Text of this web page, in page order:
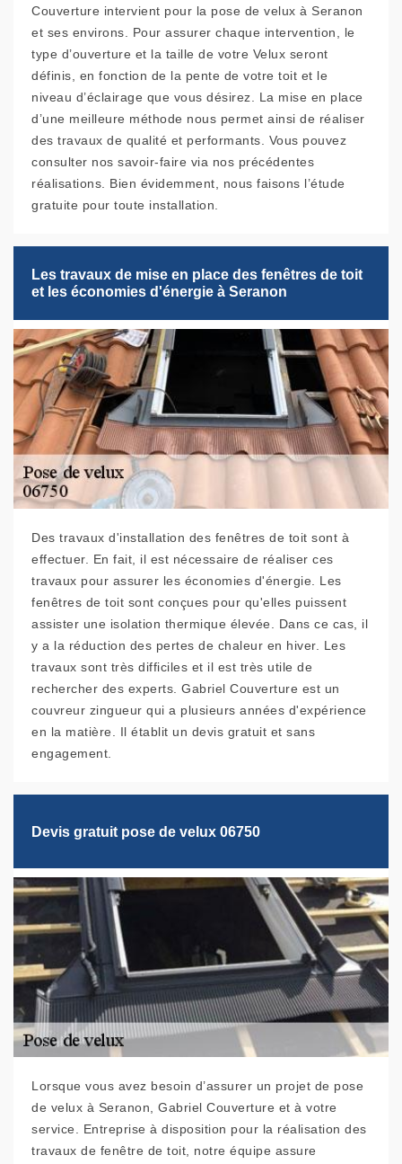
Couverture intervient pour la pose de velux à Seranon
et ses environs. Pour assurer chaque intervention, le
type d’ouverture et la taille de votre Velux seront
définis, en fonction de la pente de votre toit et le
niveau d’éclairage que vous désirez. La mise en place
d’une meilleure méthode nous permet ainsi de réaliser
des travaux de qualité et performants. Vous pouvez
consulter nos savoir-faire via nos précédentes
réalisations. Bien évidemment, nous faisons l’étude
gratuite pour toute installation.
Les travaux de mise en place des fenêtres de toit
et les économies d'énergie à Seranon
Des travaux d'installation des fenêtres de toit sont à
effectuer. En fait, il est nécessaire de réaliser ces
travaux pour assurer les économies d'énergie. Les
fenêtres de toit sont conçues pour qu'elles puissent
assister une isolation thermique élevée. Dans ce cas, il
y a la réduction des pertes de chaleur en hiver. Les
travaux sont très difficiles et il est très utile de
rechercher des experts. Gabriel Couverture est un
couvreur zingueur qui a plusieurs années d'expérience
en la matière. Il établit un devis gratuit et sans
engagement.
Devis gratuit pose de velux 06750
Lorsque vous avez besoin d’assurer un projet de pose
de velux à Seranon, Gabriel Couverture et à votre
service. Entreprise à disposition pour la réalisation des
travaux de fenêtre de toit, notre équipe assure